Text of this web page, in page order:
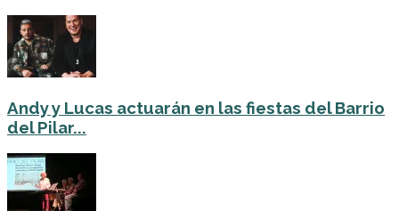
Andy y Lucas actuarán en las fiestas del Barrio
del Pilar...